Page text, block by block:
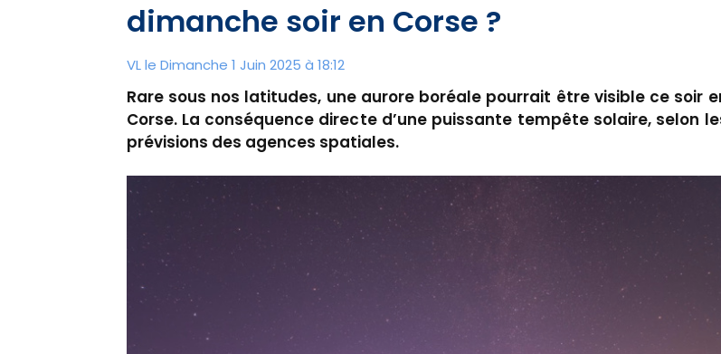
dimanche soir en Corse ?
VL le Dimanche 1 Juin 2025 à 18:12
Rare sous nos latitudes, une aurore boréale pourrait être visible ce soir
Corse. La conséquence directe d’une puissante tempête solaire, selon
prévisions des agences spatiales.